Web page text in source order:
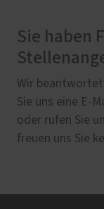
Sie haben
Wir beantwortet
Sie uns eine E-
oder rufen Sie
freuen uns Sie